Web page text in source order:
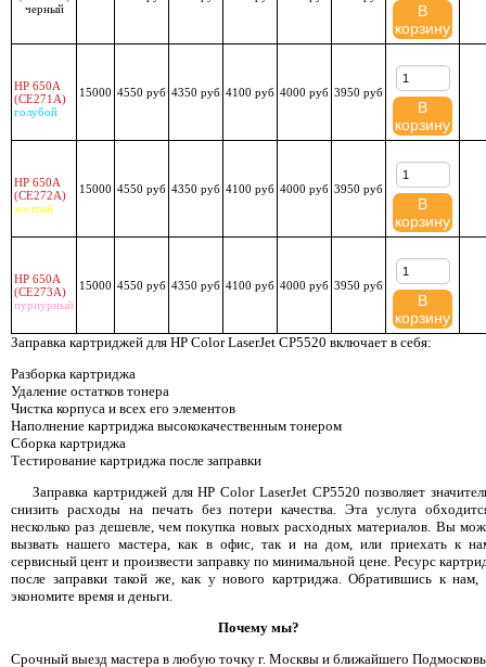
черный
В
корзину
HP 650A
(CE271A)
голубой
15000 4550 руб 4350 руб 4100 руб 4000 руб 3950 руб
В
корзину
HP 650A
(CE272A)
желтый
15000 4550 руб 4350 руб 4100 руб 4000 руб 3950 руб
В
корзину
HP 650A
(CE273A)
пурпурный
15000 4550 руб 4350 руб 4100 руб 4000 руб 3950 руб
В
корзину
Заправка картриджей для HP Color LaserJet CP5520 включает в себя:
Разборка картриджа
Удаление остатков тонера
Чистка корпуса и всех его элементов
Наполнение картриджа высококачественным тонером
Сборка картриджа
Тестирование картриджа после заправки
Заправка картриджей для HP Color LaserJet CP5520 позволяет
снизить расходы на печать без потери качества. Эта услуга
несколько раз дешевле, чем покупка новых расходных материалов. Вы
вызвать нашего мастера, как в офис, так и на дом, или приехать к
сервисный цент и произвести заправку по минимальной цене. Ресурс
после заправки такой же, как у нового картриджа. Обратившись к
экономите время и деньги.
Почему мы?
Срочный выезд мастера в любую точку г. Москвы и ближайшего